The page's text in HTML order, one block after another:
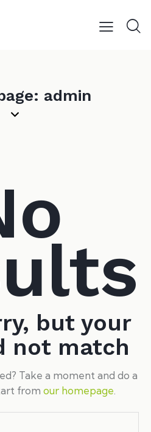
admin
but your
not match
Take a moment and do a
from our homepage.